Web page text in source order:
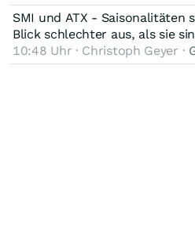
SMI und ATX - Saisonalitäten
Blick schlechter aus, als sie
10:48 Uhr · Christoph Geyer ·